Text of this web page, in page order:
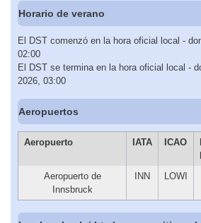
Horario de verano
El DST comenzó en la hora oficial local -
02:00
El DST se termina en la hora oficial local -
2026, 03:00
Aeropuertos
Aeropuerto IATA ICAO
Aeropuerto de
Innsbruck
INN LOWI